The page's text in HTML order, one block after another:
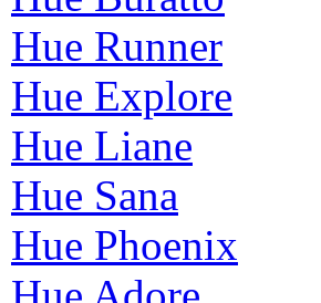
Hue Runner
Hue Explore
Hue Liane
Hue Sana
Hue Phoenix